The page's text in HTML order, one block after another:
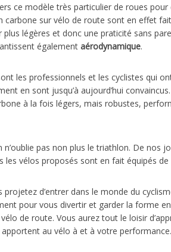
ce modèle très particulier de roues
carbone sur vélo de route sont en effet
plus légères et donc une praticité sans
également aérodynamique.
les professionnels et les cyclistes qui
en sont jusqu’à aujourd’hui
à la fois légers, mais robustes,
n’oublie pas non plus le triathlon. De
les vélos proposés sont en fait équipés
projetez d’entrer dans le monde du
pour vous divertir et garder la forme
de route. Vous aurez tout le loisir
au vélo à et à votre performance.